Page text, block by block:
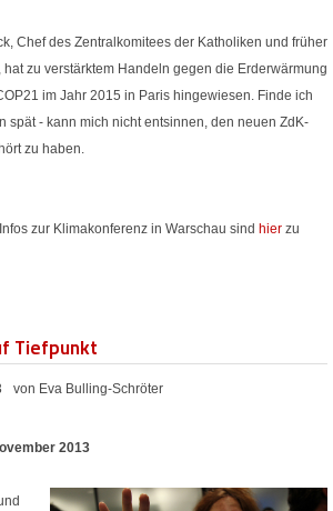
Chef des Zentralkomitees der Katholiken und früher
zu verstärktem Handeln gegen die Erderwärmung
im Jahr 2015 in Paris hingewiesen. Finde ich
spät - kann mich nicht entsinnen, den neuen ZdK-
zu haben.
zur Klimakonferenz in Warschau sind hier zu
Tiefpunkt
von Eva Bulling-Schröter
2013